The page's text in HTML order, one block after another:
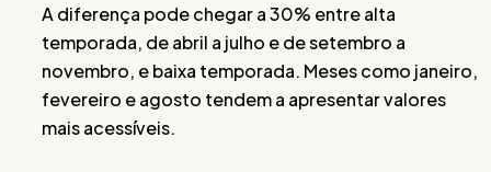
A diferença pode chegar a 30% entre alta
temporada, de abril a julho e de setembro a
novembro, e baixa temporada. Meses como janeiro,
fevereiro e agosto tendem a apresentar valores
mais acessíveis.